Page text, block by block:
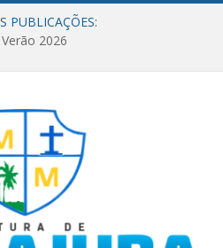
PUBLICAÇÕES:
2026